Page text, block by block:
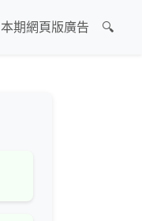
本期網頁版廣告 🔍